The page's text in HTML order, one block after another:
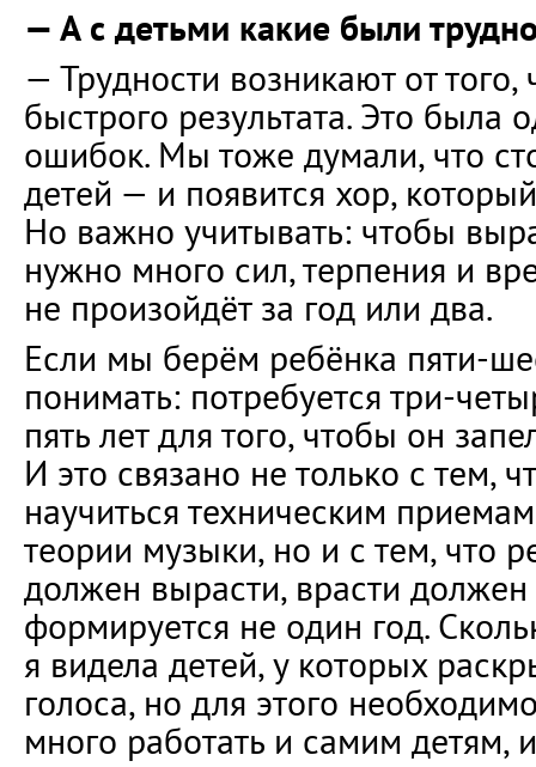
— А с детьми какие были
— Трудности возникают от
быстрого результата. Это была
ошибок. Мы тоже думали, что
детей — и появится хор,
Но важно учитывать: чтобы
нужно много сил, терпения и
не произойдёт за год или два.
Если мы берём ребёнка пяти-
понимать: потребуется три-
пять лет для того, чтобы он
И это связано не только с тем,
научиться техническим
теории музыки, но и с тем, что
должен вырасти, врасти должен
формируется не один год.
я видела детей, у которых
голоса, но для этого
много работать и самим детям,